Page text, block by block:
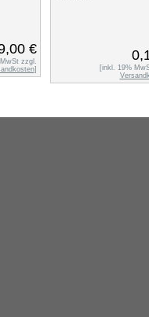
€
zzgl.
]
[inkl. 19%